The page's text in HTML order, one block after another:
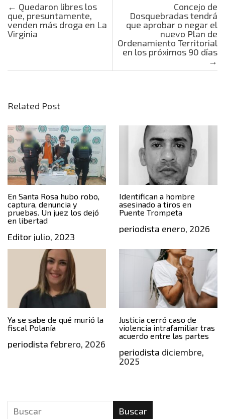
Post navigation
← Quedaron libres los
que, presuntamente,
venden más droga en La
Virginia
Concejo de
Dosquebradas tendrá
que aprobar o negar el
nuevo Plan de
Ordenamiento Territorial
en los próximos 90 días
→
Related Post
En Santa Rosa hubo robo,
captura, denuncia y
pruebas. Un juez los dejó
en libertad
Editor julio, 2023
Identifican a hombre
asesinado a tiros en
Puente Trompeta
periodista enero, 2026
Ya se sabe de qué murió la
fiscal Polanía
periodista febrero, 2026
Justicia cerró caso de
violencia intrafamiliar tras
acuerdo entre las partes
periodista diciembre,
2025
Buscar